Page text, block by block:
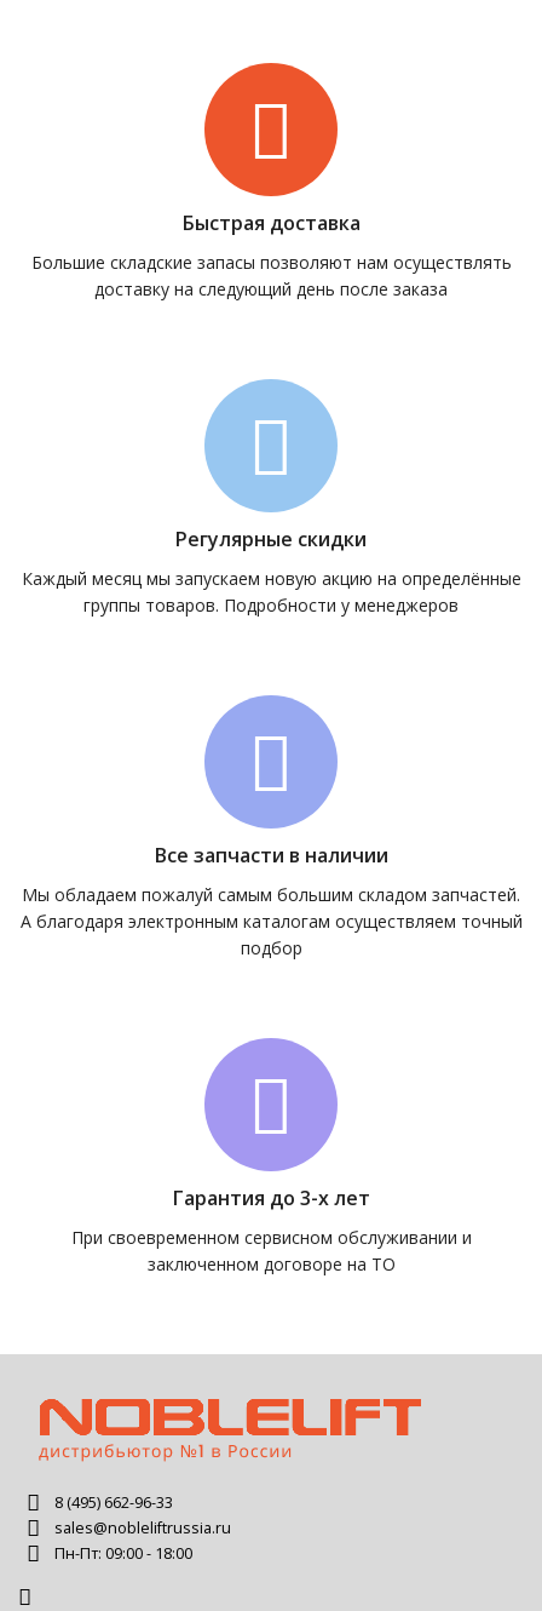
Быстрая доставка
Большие складские запасы позволяют нам осуществлять
доставку на следующий день после заказа
Регулярные скидки
Каждый месяц мы запускаем новую акцию на определённые
группы товаров. Подробности у менеджеров
Все запчасти в наличии
Мы обладаем пожалуй самым большим складом запчастей.
А благодаря электронным каталогам осуществляем точный
подбор
Гарантия до 3-х лет
При своевременном сервисном обслуживании и
заключенном договоре на ТО
8 (495) 662-96-33
sales@nobleliftrussia.ru
Пн-Пт: 09:00 - 18:00